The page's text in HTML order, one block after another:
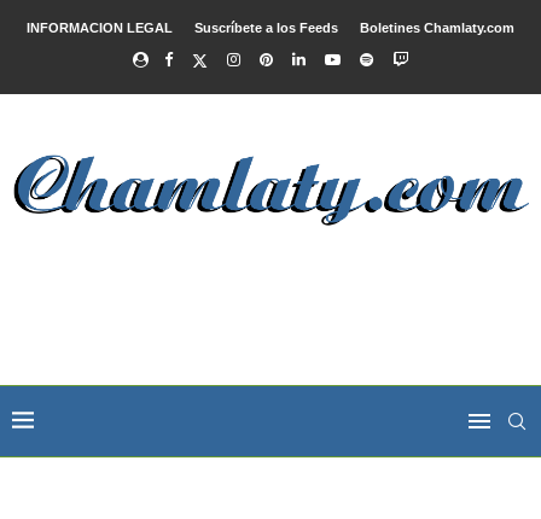
INFORMACION LEGAL Suscríbete a los Feeds Boletines Chamlaty.com